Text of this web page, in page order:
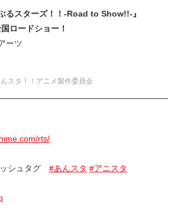
るスターズ！！-Road to Show!!-』
ロードショー！
ーツ
スタ！！アニメ製作委員会
rts/
シュタグ #あんスタ #アニスタ